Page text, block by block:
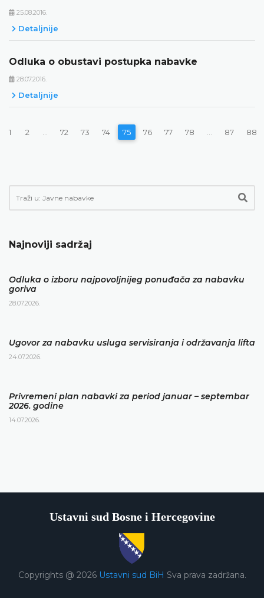
25.08.2016.
Detaljnije
Odluka o obustavi postupka nabavke
28.07.2016.
Detaljnije
1 2 72 73 74 75 76 77 78 87 88
Najnoviji sadržaj
Odluka o izboru najpovoljnijeg ponuđača za nabavku
goriva
28.07.2026.
Ugovor za nabavku usluga servisiranja i održavanja lifta
24.07.2026.
Privremeni plan nabavki za period januar – septembar
2026. godine
14.07.2026.
Ustavni sud Bosne i Hercegovine
Copyrights @ 2026 Ustavni sud BiH Sva prava zadržana.